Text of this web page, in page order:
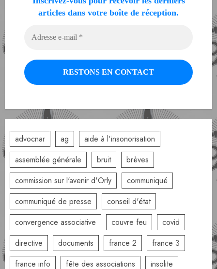
articles dans votre boîte de réception.
advocnar ag
aide à l'insonorisation
assemblée générale
bruit
brèves
commission sur l'avenir d'Orly
communiqué
communiqué de presse
conseil d'état
convergence associative
couvre feu
covid
directive
documents france 2
france 3
france info
fête des associations insolite